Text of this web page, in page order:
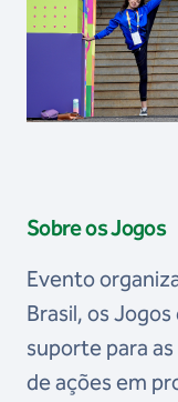
Sobre os Jogos
Evento
Brasil, os
suporte para
de ações em